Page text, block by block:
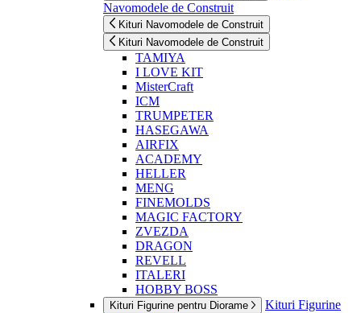
Navomodele de Construit
Kituri Navomodele de Construit
Kituri Navomodele de Construit
TAMIYA
I LOVE KIT
MisterCraft
ICM
TRUMPETER
HASEGAWA
AIRFIX
ACADEMY
HELLER
MENG
FINEMOLDS
MAGIC FACTORY
ZVEZDA
DRAGON
REVELL
ITALERI
HOBBY BOSS
Kituri Figurine pentru Diorame
Kituri Figurine